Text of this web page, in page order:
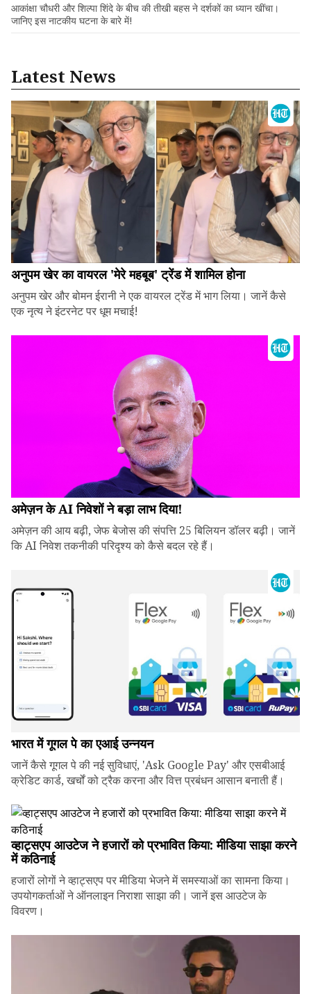
आकांक्षा चौधरी और शिल्पा शिंदे के बीच की तीखी बहस ने दर्शकों का ध्यान खींचा।
जानिए इस नाटकीय घटना के बारे में!
Latest News
अनुपम खेर का वायरल 'मेरे महबूब' ट्रेंड में शामिल होना
अनुपम खेर और बोमन ईरानी ने एक वायरल ट्रेंड में भाग लिया। जानें कैसे
एक नृत्य ने इंटरनेट पर धूम मचाई!
अमेज़न के AI निवेशों ने बड़ा लाभ दिया!
अमेज़न की आय बढ़ी, जेफ बेजोस की संपत्ति 25 बिलियन डॉलर बढ़ी। जानें
कि AI निवेश तकनीकी परिदृश्य को कैसे बदल रहे हैं।
भारत में गूगल पे का एआई उन्नयन
जानें कैसे गूगल पे की नई सुविधाएं, 'Ask Google Pay' और एसबीआई
क्रेडिट कार्ड, खर्चों को ट्रैक करना और वित्त प्रबंधन आसान बनाती हैं।
व्हाट्सएप आउटेज ने हजारों को प्रभावित किया: मीडिया साझा करने
में कठिनाई
हजारों लोगों ने व्हाट्सएप पर मीडिया भेजने में समस्याओं का सामना किया।
उपयोगकर्ताओं ने ऑनलाइन निराशा साझा की। जानें इस आउटेज के
विवरण।